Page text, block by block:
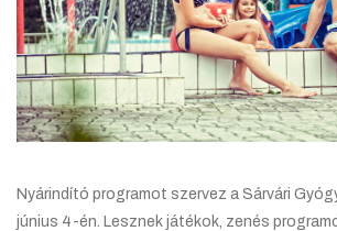
Nyárindító programot szervez a Sárvári
június 4-én. Lesznek játékok, zenés